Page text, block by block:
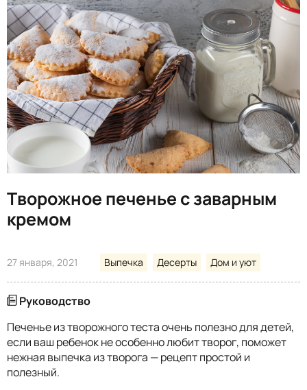
Творожное печенье с заварным
кремом
27 января, 2021 Выпечка Десерты Дом и уют
Руководство
Печенье из творожного теста очень полезно для детей,
если ваш ребенок не особенно любит творог, поможет
нежная выпечка из творога — рецепт простой и
полезный.